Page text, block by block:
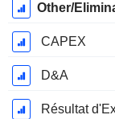
Other/
CAPEX
D&A
Résultat